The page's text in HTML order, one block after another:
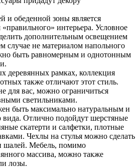
и обеденной зоны является
интерьера. Условное
дополнительным освещением
случае не материалом напольного
быть равномерным и однотонным
деревянных рамках, коллекция
также отличают этот стиль.
для вас, можно ограничиться
светильниками.
быть максимально натуральным и
вида. Отлично подойдут шерстяные
скатерти и салфетки, плотные
Чехлы на стулья можно сделать
шалей. Мебель, помимо
массива, можно также
лозы.